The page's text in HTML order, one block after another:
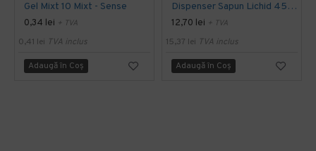
Gel Mixt 10 Mixt - Sense
0,34 lei + TVA
0,41 lei TVA inclus
Adaugă în Coş
Dispenser Sapun Lichid 450 Ml - Sense
12,70 lei + TVA
15,37 lei TVA inclus
Adaugă în Coş